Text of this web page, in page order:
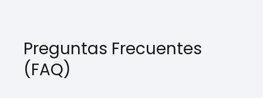
Preguntas Frecuentes
(FAQ)